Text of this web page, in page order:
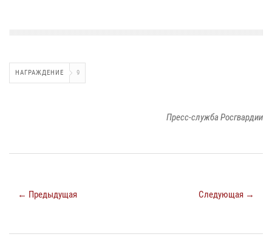
НАГРАЖДЕНИЕ 9
Пресс-служба Росгвардии
← Предыдущая Следующая →